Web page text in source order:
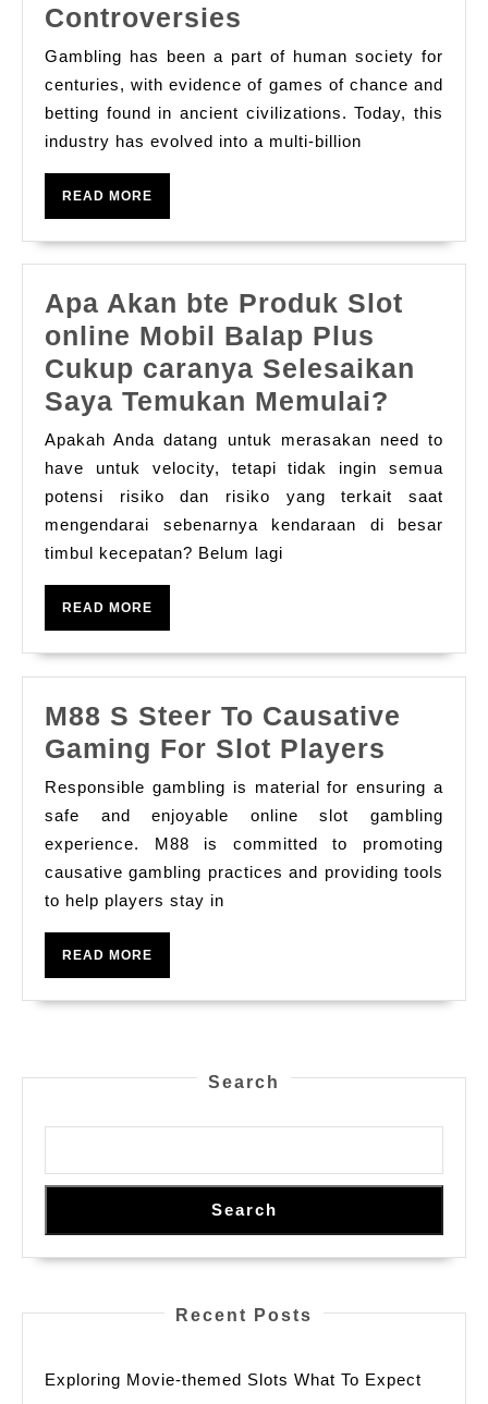
Controversies
World
of
Gambling
Risk,
Controversies
Gambling has been a part of human society for
centuries, with evidence of games of chance and
betting found in ancient civilizations. Today, this
industry has evolved into a multi-billion
READ MORE
Apa Akan bte Produk Slot
online Mobil Balap Plus
Cukup caranya Selesaikan
Saya Temukan Memulai?
Akan
bte
Produk
Slot
Plus
Saya
Apakah Anda datang untuk merasakan need to
have untuk velocity, tetapi tidak ingin semua
potensi risiko dan risiko yang terkait saat
mengendarai sebenarnya kendaraan di besar
timbul kecepatan? Belum lagi
READ MORE
M88 S Steer To Causative
Gaming For Slot Players
S
Steer
To
Responsible gambling is material for ensuring a
safe and enjoyable online slot gambling
experience. M88 is committed to promoting
causative gambling practices and providing tools
to help players stay in
READ MORE
Search
Search
Recent Posts
Exploring Movie-themed Slots What To Expect